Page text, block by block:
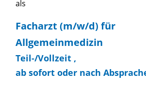
als
Facharzt (m/w/d) für
Allgemeinmedizin
Teil-/Vollzeit ,
ab sofort oder nach